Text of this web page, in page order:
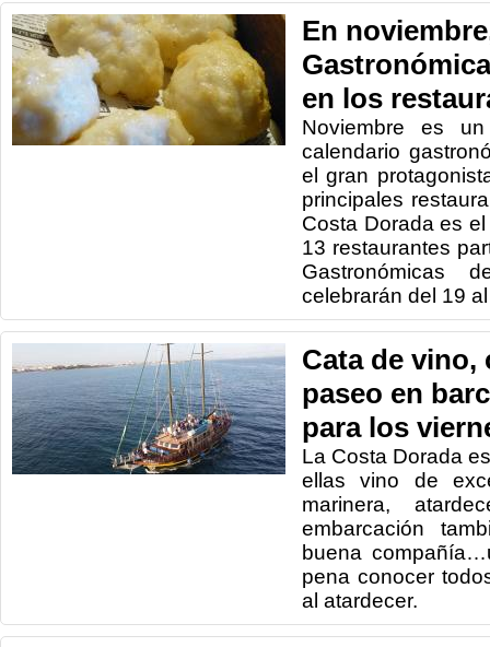
En
en los
Noviembre es
calendario
el gran
principales
Costa Dorada es
13 restaurantes
Gastronómicas
celebrarán del 19
Cata de vino,
paseo en
para los
La Costa Dorada
ellas vino de
marinera,
embarcación
buena
pena conocer
al atardecer.